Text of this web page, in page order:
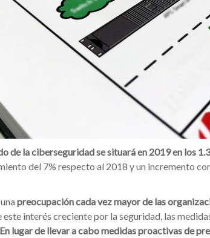
de la ciberseguridad se situará en 2019 en los
del 7% respecto al 2018 y un incremento
preocupación cada vez mayor de las
este interés creciente por la seguridad, las
En lugar de llevar a cabo medidas proactivas de